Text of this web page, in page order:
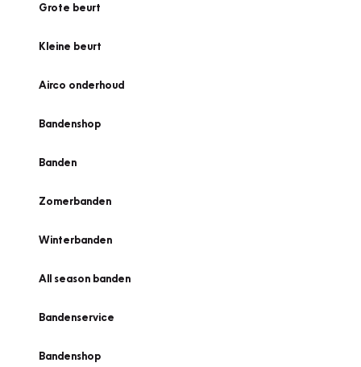
Grote beurt
Kleine beurt
Airco onderhoud
Bandenshop
Banden
Zomerbanden
Winterbanden
All season banden
Bandenservice
Bandenshop